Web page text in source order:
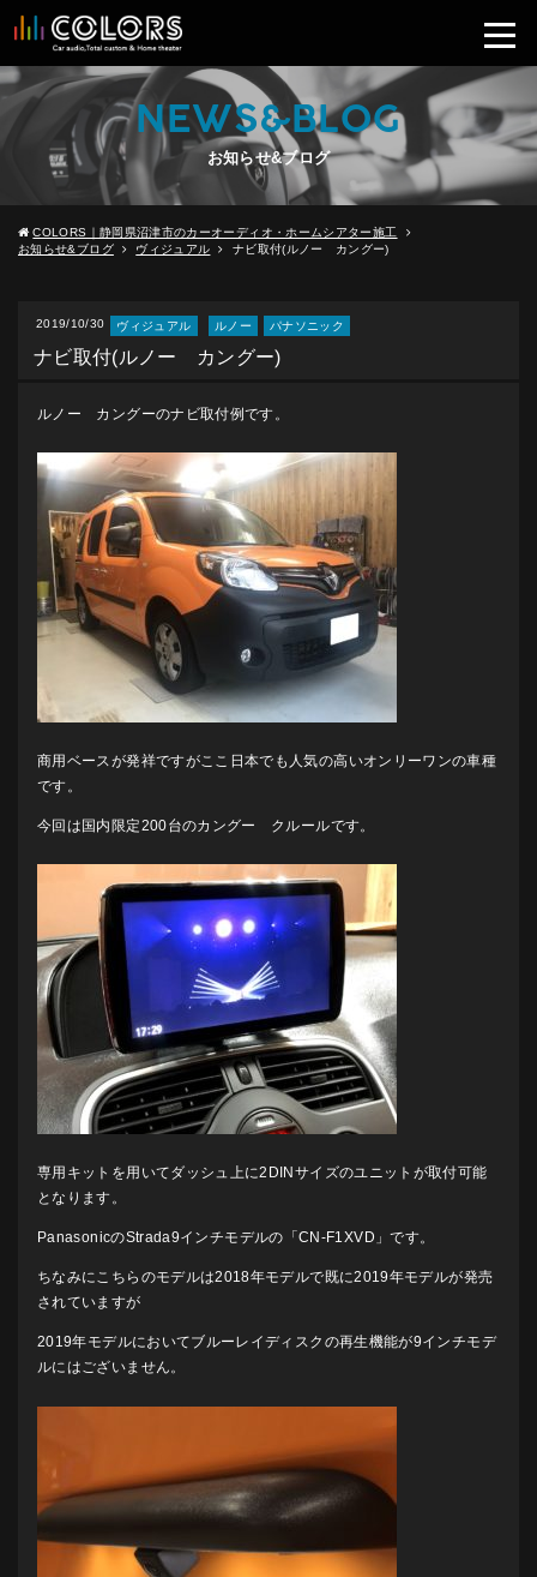
NEWS&BLOG
お知らせ&ブログ
COLORS｜静岡県沼津市のカーオーディオ・ホームシアター施工
お知らせ&ブログ
ヴィジュアル ナビ取付(ルノー カングー)
2019/10/30 ヴィジュアル ルノー パナソニック
ナビ取付(ルノー カングー)
ルノー カングーのナビ取付例です。
商用ベースが発祥ですがここ日本でも人気の高いオンリーワンの車種
です。
今回は国内限定200台のカングー クルールです。
専用キットを用いてダッシュ上に2DINサイズのユニットが取付可能
となります。
PanasonicのStrada9インチモデルの「CN-F1XVD」です。
ちなみにこちらのモデルは2018年モデルで既に2019年モデルが発売
されていますが
2019年モデルにおいてブルーレイディスクの再生機能が9インチモデ
ルにはございません。